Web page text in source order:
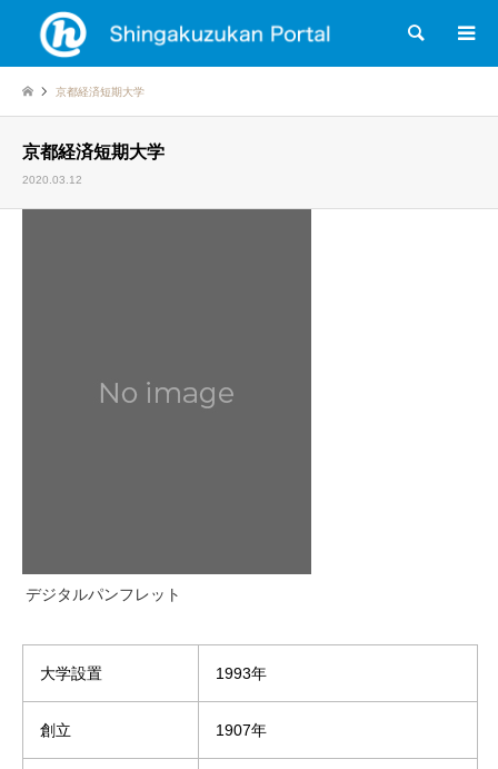
検索
京都経済短期大学
京都経済短期大学
2020.03.12
デジタルパンフレット
大学設置 1993年
創立 1907年